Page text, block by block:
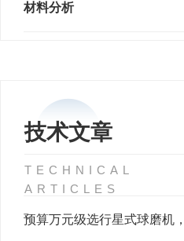
材料分析
技术文章
TECHNICAL
ARTICLES